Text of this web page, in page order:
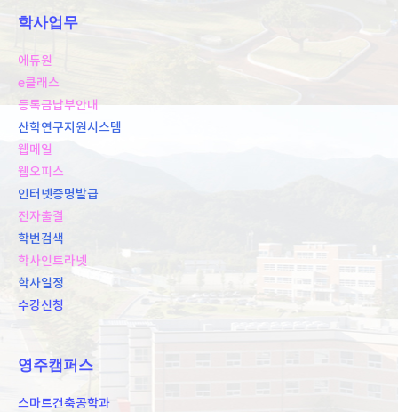
학사업무
에듀원
e클래스
등록금납부안내
산학연구지원시스템
웹메일
웹오피스
인터넷증명발급
전자출결
학번검색
학사인트라넷
학사일정
수강신청
영주캠퍼스
스마트건축공학과